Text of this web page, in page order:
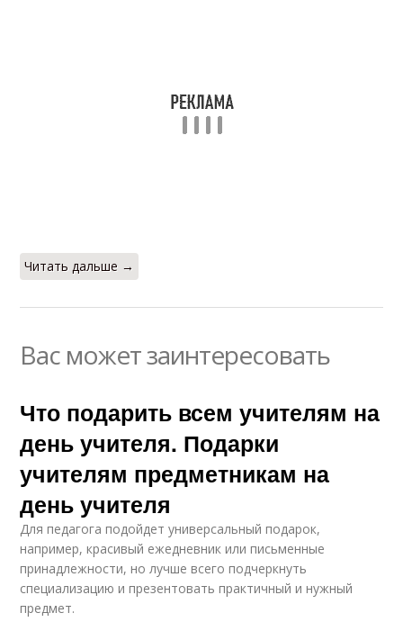
Читать дальше →
Вас может заинтересовать
Что подарить всем учителям на
день учителя. Подарки
учителям предметникам на
день учителя
Для педагога подойдет универсальный подарок,
например, красивый ежедневник или письменные
принадлежности, но лучше всего подчеркнуть
специализацию и презентовать практичный и нужный
предмет.